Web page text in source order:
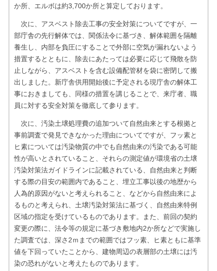
か所、エルボは約3,700か所と算定しております。
次に、アスベスト除去工事の安全対策についてですが、一
部庁舎の先行解体では、関係法令に基づき、解体範囲を隔離
養生し、内部を負圧にすることで外部に空気が漏れないよう
措置するとともに、除去にあたっては必要に応じて飛散を防
止しながら、アスベストを含む設備配管材を袋に密閉して搬
出しました。新庁舎供用開始後に予定される現庁舎の解体工
事におきましても、同様の措置を講じることで、来庁者、職
員に対する安全対策を徹底して参ります。
次に、汚染土壌処理費の追加ついて自然由来とする根拠と
事前調査で発見できなかった理由についてですが、フッ素と
ヒ素については汚染物質の中でも自然由来の汚染である可能
性が高いとされていること、それらの測定値が環境省の土壌
汚染対策法ガイドラインに記載されている、自然由来と判断
する際の目安の範囲内であること、埋立工事以後の地歴から
人為的原因がないと考えられること、などから自然由来によ
るものと考えられ、土壌汚染対策法に基づく、自然由来特例
区域の指定を受けているものであります。また、前回の契約
変更の際に、法令等の規定に基づき敷地内2か所などで実施し
た調査では、深さ2ｍまでの範囲ではフッ素、ヒ素ともに基準
値を下回っていたことから、建物周辺の表層部の土壌には汚
染の恐れがないと考えたものであります。